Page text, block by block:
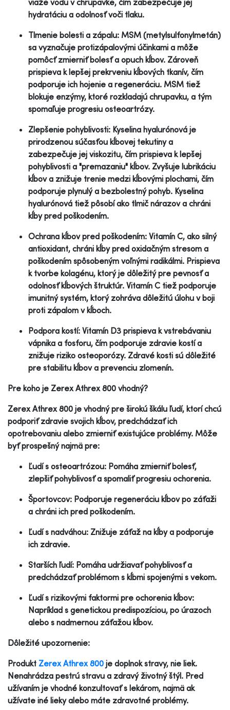
hydratáciu a odolnosť voči tlaku.
Tlmenie bolesti a zápalu: MSM (metylsulfonylmetán)
sa vyznačuje protizápalovými účinkami a môže
pomôcť zmierniť bolesť a opuch kĺbov. Zároveň
prispieva k lepšej prekrveniu kĺbových tkanív, čím
podporuje ich hojenie a regeneráciu. MSM tiež
blokuje enzýmy, ktoré rozkladajú chrupavku, a tým
spomaľuje progresiu osteoartrózy.
Zlepšenie pohyblivosti: Kyselina hyalurónová je
prirodzenou súčasťou kĺbovej tekutiny a
zabezpečuje jej viskozitu, čím prispieva k lepšej
pohyblivosti a "premazaniu" kĺbov. Zvyšuje lubrikáciu
kĺbov a znižuje trenie medzi kĺbovými plochami, čím
podporuje plynulý a bezbolestný pohyb. Kyselina
hyalurónová tiež pôsobí ako tlmič nárazov a chráni
kĺby pred poškodením.
Ochrana kĺbov pred poškodením: Vitamín C, ako silný
antioxidant, chráni kĺby pred oxidačným stresom a
poškodením spôsobeným voľnými radikálmi. Prispieva
k tvorbe kolagénu, ktorý je dôležitý pre pevnosť a
odolnosť kĺbových štruktúr. Vitamín C tiež podporuje
imunitný systém, ktorý zohráva dôležitú úlohu v boji
proti zápalom v kĺboch.
Podpora kostí: Vitamín D3 prispieva k vstrebávaniu
vápnika a fosforu, čím podporuje zdravie kostí a
znižuje riziko osteoporózy. Zdravé kosti sú dôležité
pre stabilitu kĺbov a prevenciu zlomenín.
Pre koho je Zerex Athrex 800 vhodný?
Zerex Athrex 800 je vhodný pre širokú škálu ľudí, ktorí chcú
podporiť zdravie svojich kĺbov, predchádzať ich
opotrebovaniu alebo zmierniť existujúce problémy. Môže
byť prospešný najmä pre:
Ľudí s osteoartrózou: Pomáha zmierniť bolesť,
zlepšiť pohyblivosť a spomaliť progresiu ochorenia.
Športovcov: Podporuje regeneráciu kĺbov po záťaži
a chráni ich pred poškodením.
Ľudí s nadváhou: Znižuje záťaž na kĺby a podporuje
ich zdravie.
Starších ľudí: Pomáha udržiavať pohyblivosť a
predchádzať problémom s kĺbmi spojenými s vekom.
Ľudí s rizikovými faktormi pre ochorenia kĺbov:
Napríklad s genetickou predispozíciou, po úrazoch
alebo s nadmernou záťažou kĺbov.
Dôležité upozornenie:
Produkt Zerex Athrex 800 je doplnok stravy, nie liek.
Nenahrádza pestrú stravu a zdravý životný štýl. Pred
užívaním je vhodné konzultovať s lekárom, najmä ak
užívate iné lieky alebo máte zdravotné problémy.